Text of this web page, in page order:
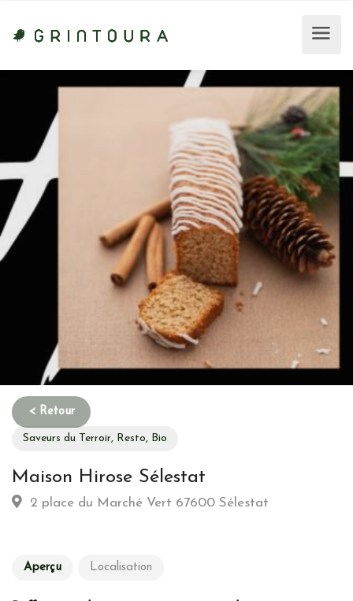
Saveurs du Terroir, Resto, Bio
Maison Hirose Sélestat
2 place du Marché Vert 67600 Sélestat
Aperçu Localisation